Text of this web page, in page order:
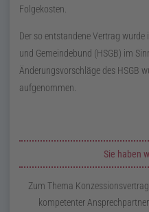
Folgekosten.
Der so entstandene Vertrag
und Gemeindebund (HSGB) im
Änderungsvorschläge des HSGB
aufgenommen.
Zusatzinformationen zur Seite Konzessionsvertrag
Sie haben
Zum Thema
kompetenter